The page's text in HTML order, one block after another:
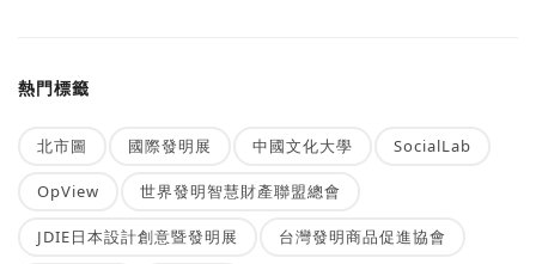
熱門標籤
北市圖 國際發明展 中國文化大學 SocialLab
OpView 世界發明智慧財產聯盟總會
JDIE日本設計創意暨發明展 台灣發明商品促進協會